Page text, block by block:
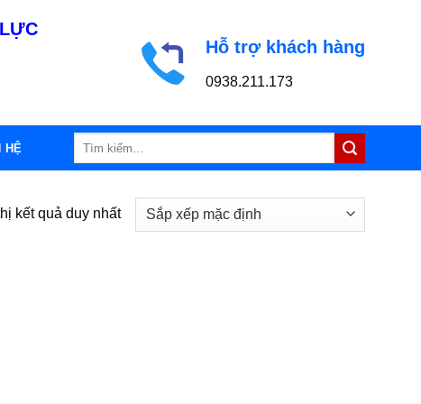
Hỗ trợ khách hàng
0938.211.173
HỆ
kết quả duy nhất